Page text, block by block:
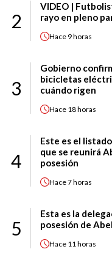
2
VIDEO |
rayo en pleno
Hace 9 horas
3
Gobierno
bicicletas
cuándo rigen
Hace 18 horas
4
Este es el
que se reunirá
posesión
Hace7 horas
5
Esta es la
posesión de
Hace 11 horas